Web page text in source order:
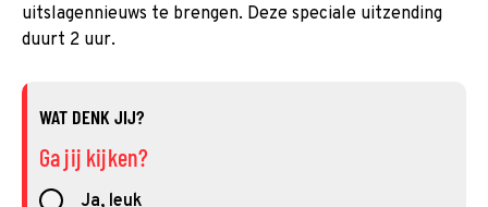
uitslagennieuws te brengen. Deze speciale uitzending
duurt 2 uur.
WAT DENK JIJ?
Ga jij kijken?
Ja, leuk